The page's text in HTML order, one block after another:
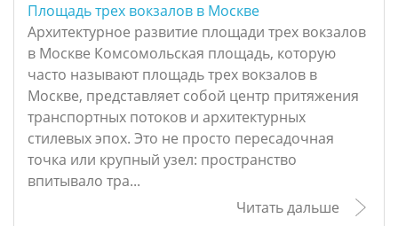
Площадь трех вокзалов в Москве
Архитектурное развитие площади трех вокзалов
в Москве Комсомольская площадь, которую
часто называют площадь трех вокзалов в
Москве, представляет собой центр притяжения
транспортных потоков и архитектурных
стилевых эпох. Это не просто пересадочная
точка или крупный узел: пространство
впитывало тра...
Читать дальше